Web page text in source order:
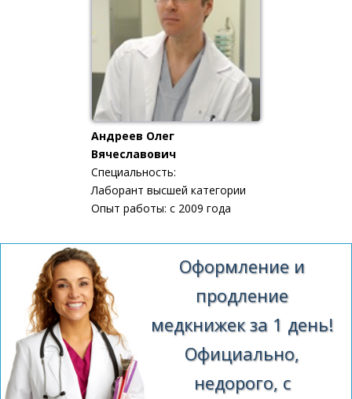
Андреев Олег
Вячеславович
Специальность:
Лаборант высшей категории
Опыт работы: с 2009 года
Оформление и
продление
медкнижек за 1 день!
Официально,
недорого, с